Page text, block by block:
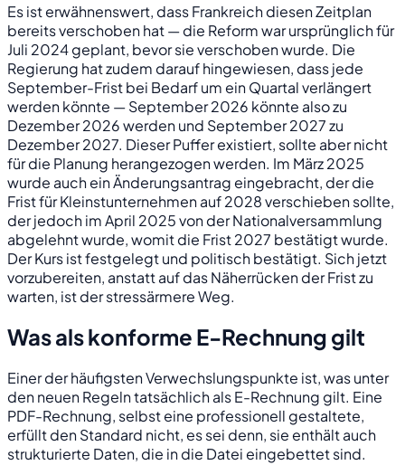
Es ist erwähnenswert, dass Frankreich diesen Zeitplan
bereits verschoben hat — die Reform war ursprünglich für
Juli 2024 geplant, bevor sie verschoben wurde. Die
Regierung hat zudem darauf hingewiesen, dass jede
September-Frist bei Bedarf um ein Quartal verlängert
werden könnte — September 2026 könnte also zu
Dezember 2026 werden und September 2027 zu
Dezember 2027. Dieser Puffer existiert, sollte aber nicht
für die Planung herangezogen werden. Im März 2025
wurde auch ein Änderungsantrag eingebracht, der die
Frist für Kleinstunternehmen auf 2028 verschieben sollte,
der jedoch im April 2025 von der Nationalversammlung
abgelehnt wurde, womit die Frist 2027 bestätigt wurde.
Der Kurs ist festgelegt und politisch bestätigt. Sich jetzt
vorzubereiten, anstatt auf das Näherrücken der Frist zu
warten, ist der stressärmere Weg.
Was als konforme E-Rechnung gilt
Einer der häufigsten Verwechslungspunkte ist, was unter
den neuen Regeln tatsächlich als E-Rechnung gilt. Eine
PDF-Rechnung, selbst eine professionell gestaltete,
erfüllt den Standard nicht, es sei denn, sie enthält auch
strukturierte Daten, die in die Datei eingebettet sind.